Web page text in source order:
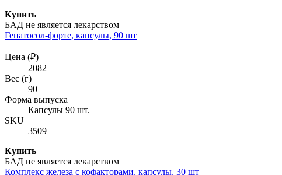
Купить
БАД не является лекарством
Гепатосол-форте, капсулы, 90 шт
Цена (₽)
2082
Вес (г)
90
Форма выпуска
Капсулы 90 шт.
SKU
3509
Купить
БАД не является лекарством
Комплекс железа с кофакторами, капсулы, 30 шт